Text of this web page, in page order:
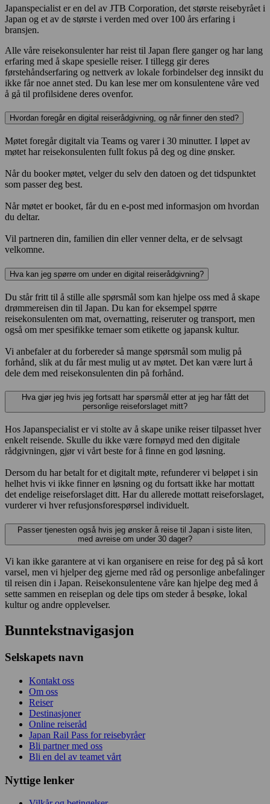
Japanspecialist er en del av JTB Corporation, det største reisebyrået i
Japan og et av de største i verden med over 100 års erfaring i
bransjen.
Alle våre reisekonsulenter har reist til Japan flere ganger og har lang
erfaring med å skape spesielle reiser. I tillegg gir deres
førstehåndserfaring og nettverk av lokale forbindelser deg innsikt du
ikke får noe annet sted. Du kan lese mer om konsulentene våre ved
å gå til profilsidene deres ovenfor.
Hvordan foregår en digital reiserådgivning, og når finner den sted?
Møtet foregår digitalt via Teams og varer i 30 minutter. I løpet av
møtet har reisekonsulenten fullt fokus på deg og dine ønsker.
Når du booker møtet, velger du selv den datoen og det tidspunktet
som passer deg best.
Når møtet er booket, får du en e-post med informasjon om hvordan
du deltar.
Vil partneren din, familien din eller venner delta, er de selvsagt
velkomne.
Hva kan jeg spørre om under en digital reiserådgivning?
Du står fritt til å stille alle spørsmål som kan hjelpe oss med å skape
drømmereisen din til Japan. Du kan for eksempel spørre
reisekonsulenten om mat, overnatting, reiseruter og transport, men
også om mer spesifikke temaer som etikette og japansk kultur.
Vi anbefaler at du forbereder så mange spørsmål som mulig på
forhånd, slik at du får mest mulig ut av møtet. Det kan være lurt å
dele dem med reisekonsulenten din på forhånd.
Hva gjør jeg hvis jeg fortsatt har spørsmål etter at jeg har fått det
personlige reiseforslaget mitt?
Hos Japanspecialist er vi stolte av å skape unike reiser tilpasset hver
enkelt reisende. Skulle du ikke være fornøyd med den digitale
rådgivningen, gjør vi vårt beste for å finne en god løsning.
Dersom du har betalt for et digitalt møte, refunderer vi beløpet i sin
helhet hvis vi ikke finner en løsning og du fortsatt ikke har mottatt
det endelige reiseforslaget ditt. Har du allerede mottatt reiseforslaget,
vurderer vi hver refusjonsforespørsel individuelt.
Passer tjenesten også hvis jeg ønsker å reise til Japan i siste liten,
med avreise om under 30 dager?
Vi kan ikke garantere at vi kan organisere en reise for deg på så kort
varsel, men vi hjelper deg gjerne med råd og personlige anbefalinger
til reisen din i Japan. Reisekonsulentene våre kan hjelpe deg med å
sette sammen en reiseplan og dele tips om steder å besøke, lokal
kultur og andre opplevelser.
Bunntekstnavigasjon
Selskapets navn
Kontakt oss
Om oss
Reiser
Destinasjoner
Online reiseråd
Japan Rail Pass for reisebyråer
Bli partner med oss
Bli en del av teamet vårt
Nyttige lenker